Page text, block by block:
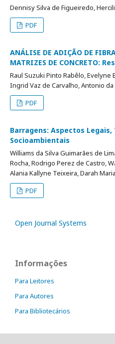
Dennisy Silva de Figueiredo,
PDF
ANÁLISE DE ADIÇÃO DE
MATRIZES DE CONCRETO:
Raul Suzuki Pinto Rabêlo, Evelyne
Ingrid Vaz de Carvalho, Antonio
PDF
Barragens: Aspectos Legais,
Socioambientais
Williams da Silva Guimarães de
Rocha, Rodrigo Perez de Castro,
Alania Kallyne Teixeira, Darah
PDF
Open Journal Systems
Informações
Para Leitores
Para Autores
Para Bibliotecários